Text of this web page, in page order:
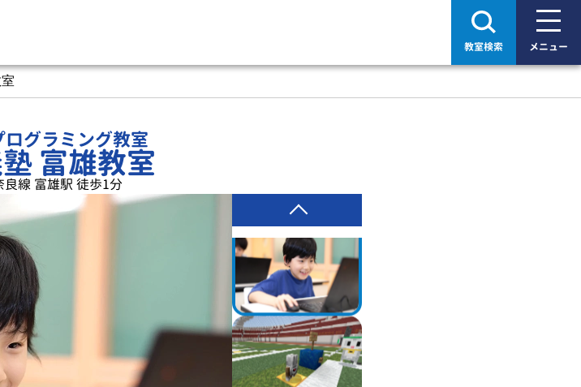
教室検索 メニュー
ログラミング教室
富雄教室
良線 富雄駅 徒歩1分